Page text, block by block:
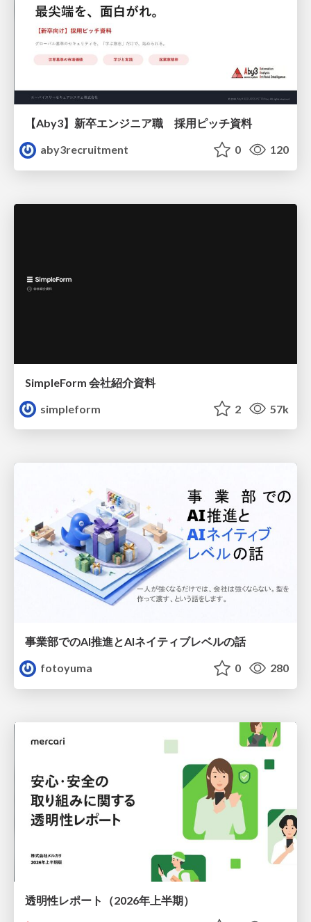
【Aby3】新卒エンジニア職 採用ピッチ資料
aby3recruitment
0 120
SimpleForm 会社紹介資料
simpleform
2 57k
事業部でのAI推進とAIネイティブレベルの話
fotoyuma
0 280
透明性レポート（2026年上半期）